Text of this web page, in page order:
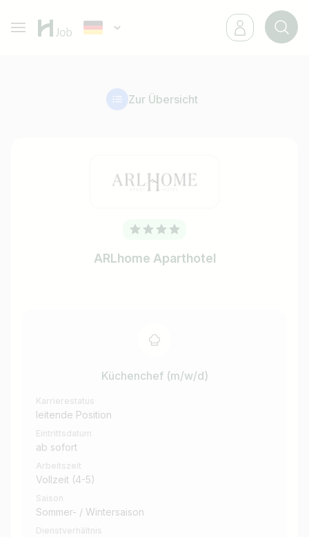
Zur Übersicht
ARLhome Aparthotel
Küchenchef (m/w/d)
Karrierestatus
leitende Position
Eintrittsdatum
ab sofort
Arbeitszeit
Vollzeit (4-5)
Saison
Sommer- / Wintersaison
Dienstverhältnis